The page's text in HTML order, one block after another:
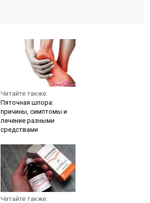
Читайте также:
Пяточная шпора:
причины, симптомы и
лечение разными
средствами
Читайте также: